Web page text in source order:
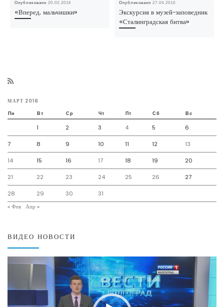
Опубликовано20.02.2016
«Вперед, мальчишки»
Опубликовано27.04.2016
Экскурсия в музей-заповедник
«Сталинградская битва»
МАРТ 2016
Пн Вт Ср Чт Пт Сб Вс
1 2 3 4 5 6
7 8 9 10 11 12 13
14 15 16 17 18 19 20
21 22 23 24 25 26 27
28 29 30
31
« Фев Апр »
ВИДЕО НОВОСТИ